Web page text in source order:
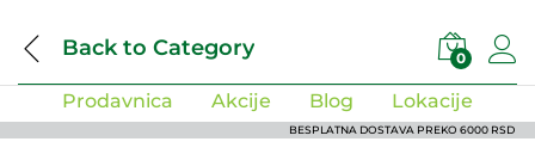
Back to Category 0
Prodavnica Akcije Blog Lokacije
BESPLATNA DOSTAVA PREKO 6000 RSD